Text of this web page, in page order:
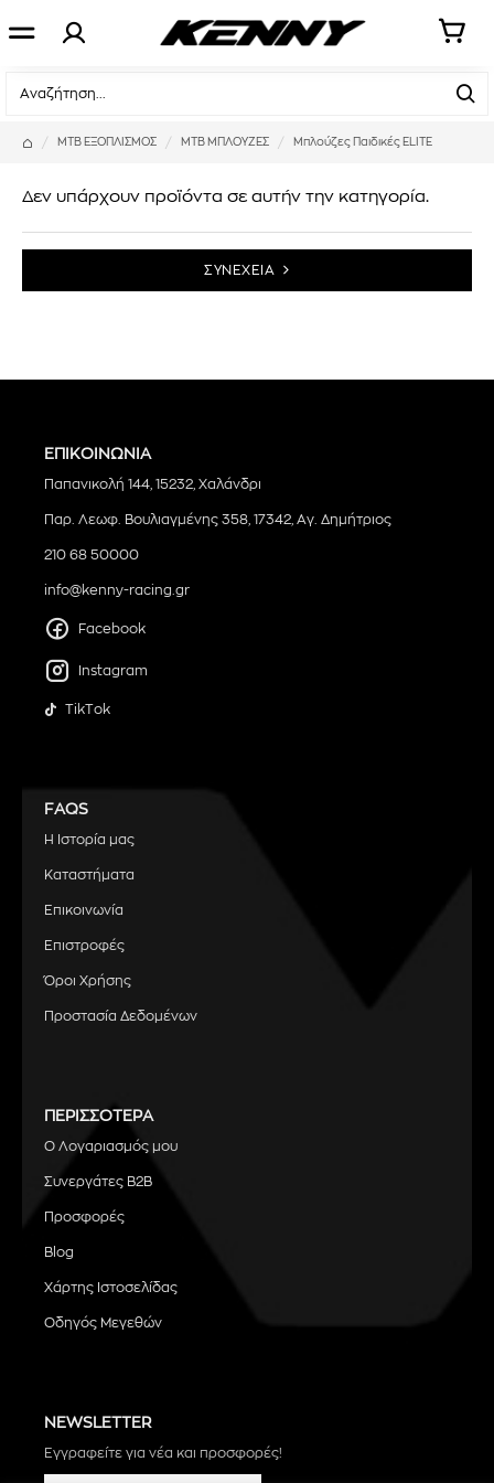
MTB ΕΞΟΠΛΙΣΜΟΣ MTB ΜΠΛΟΥΖΕΣ Μπλούζες Παιδικές ELITE
Δεν υπάρχουν προϊόντα σε αυτήν την κατηγορία.
ΣΥΝΕΧΕΙΑ
ΕΠΙΚΟΙΝΩΝΙΑ
Παπανικολή 144, 15232, Χαλάνδρι
Παρ. Λεωφ. Βουλιαγμένης 358, 17342, Αγ. Δημήτριος
210 68 50000
info@kenny-racing.gr
Facebook
Instagram
TikTok
FAQS
Η Ιστορία μας
Καταστήματα
Επικοινωνία
Επιστροφές
Όροι Χρήσης
Προστασία Δεδομένων
ΠΕΡΙΣΣΟΤΕΡΑ
Ο Λογαριασμός μου
Συνεργάτες B2B
Προσφορές
Blog
Χάρτης Ιστοσελίδας
Οδηγός Μεγεθών
NEWSLETTER
Εγγραφείτε για νέα και προσφορές!